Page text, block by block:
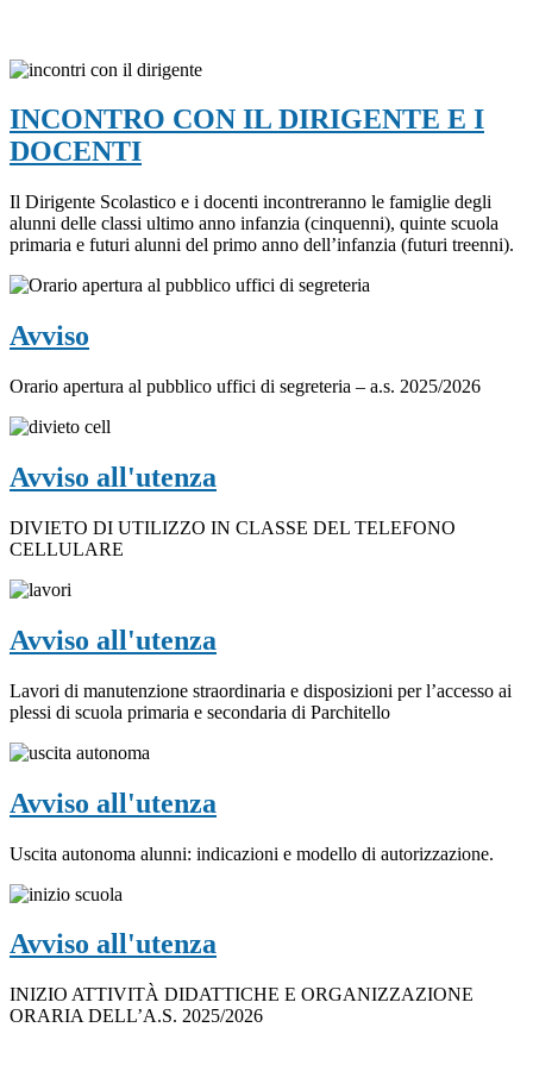
INCONTRO CON IL DIRIGENTE E I
DOCENTI
Il Dirigente Scolastico e i docenti incontreranno le famiglie degli
alunni delle classi ultimo anno infanzia (cinquenni), quinte scuola
primaria e futuri alunni del primo anno dell’infanzia (futuri treenni).
Avviso
Orario apertura al pubblico uffici di segreteria – a.s. 2025/2026
Avviso all'utenza
DIVIETO DI UTILIZZO IN CLASSE DEL TELEFONO
CELLULARE
Avviso all'utenza
Lavori di manutenzione straordinaria e disposizioni per l’accesso ai
plessi di scuola primaria e secondaria di Parchitello
Avviso all'utenza
Uscita autonoma alunni: indicazioni e modello di autorizzazione.
Avviso all'utenza
INIZIO ATTIVITÀ DIDATTICHE E ORGANIZZAZIONE
ORARIA DELL’A.S. 2025/2026